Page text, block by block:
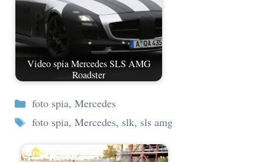
Video spia Mercedes SLS AMG
Roadster
Categorie
foto spia, Mercedes
Tag
foto spia, Mercedes, slk, sls amg